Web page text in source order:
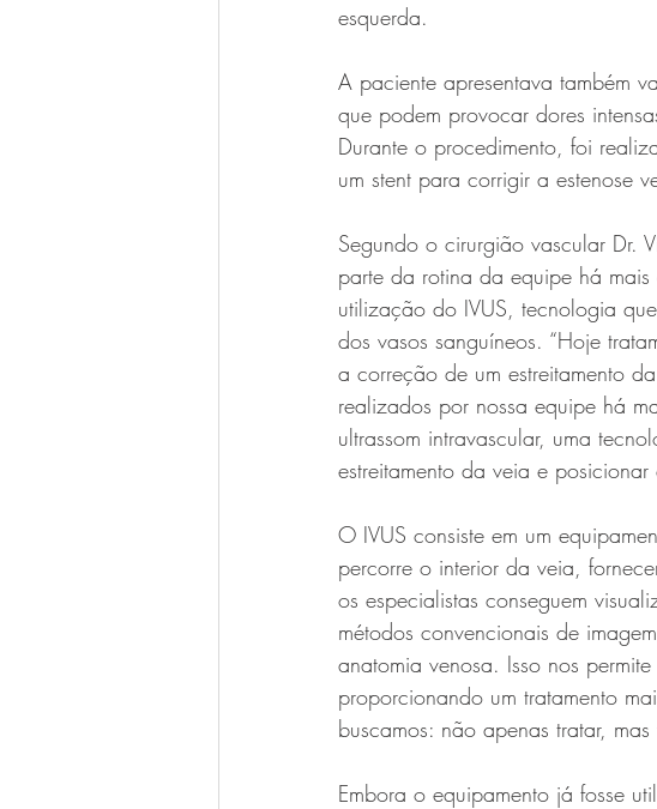
esquerda.
A paciente apresentava também
que podem provocar dores
Durante o procedimento, foi
um stent para corrigir a estenose
Segundo o cirurgião vascular Dr.
parte da rotina da equipe há
utilização do IVUS, tecnologia
dos vasos sanguíneos. “Hoje
a correção de um estreitamento
realizados por nossa equipe há
ultrassom intravascular, uma
estreitamento da veia e
O IVUS consiste em um
percorre o interior da veia,
os especialistas conseguem
métodos convencionais de
anatomia venosa. Isso nos
proporcionando um tratamento
buscamos: não apenas tratar,
Embora o equipamento já fosse